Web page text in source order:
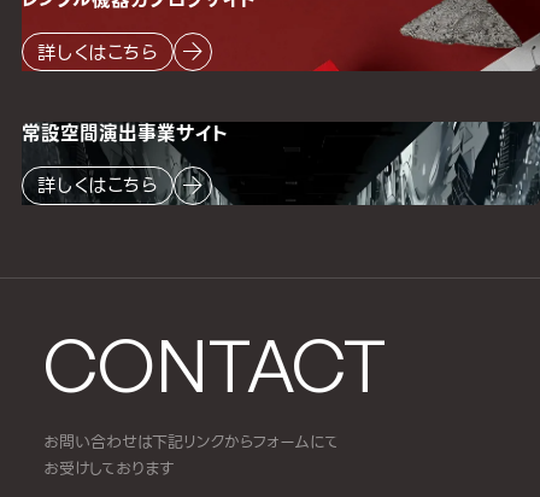
CONTACT
お問い合わせは下記リンクからフォームにて
お受けしております
詳しくはこちら
常設空間演出事業サイト
詳しくはこちら